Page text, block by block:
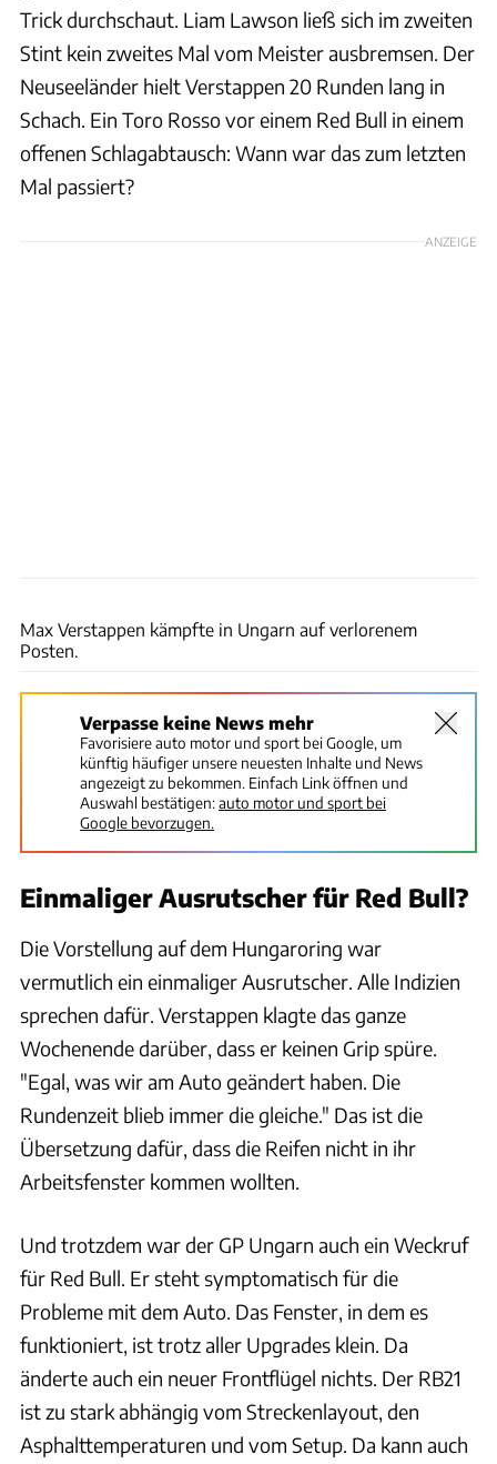
Trick durchschaut. Liam Lawson ließ sich im zweiten
Stint kein zweites Mal vom Meister ausbremsen. Der
Neuseeländer hielt Verstappen 20 Runden lang in
Schach. Ein Toro Rosso vor einem Red Bull in einem
offenen Schlagabtausch: Wann war das zum letzten
Mal passiert?
ANZEIGE
Max Verstappen kämpfte in Ungarn auf verlorenem
Posten.
Verpasse keine News mehr
Favorisiere auto motor und sport bei Google, um
künftig häufiger unsere neuesten Inhalte und News
angezeigt zu bekommen. Einfach Link öffnen und
Auswahl bestätigen:auto motor und sport bei
Google bevorzugen.
Einmaliger Ausrutscher für Red Bull?
Die Vorstellung auf dem Hungaroring war
vermutlich ein einmaliger Ausrutscher. Alle Indizien
sprechen dafür. Verstappen klagte das ganze
Wochenende darüber, dass er keinen Grip spüre.
"Egal, was wir am Auto geändert haben. Die
Rundenzeit blieb immer die gleiche." Das ist die
Übersetzung dafür, dass die Reifen nicht in ihr
Arbeitsfenster kommen wollten.
Und trotzdem war der GP Ungarn auch ein Weckruf
für Red Bull. Er steht symptomatisch für die
Probleme mit dem Auto. Das Fenster, in dem es
funktioniert, ist trotz aller Upgrades klein. Da
änderte auch ein neuer Frontflügel nichts. Der RB21
ist zu stark abhängig vom Streckenlayout, den
Asphalttemperaturen und vom Setup. Da kann auch